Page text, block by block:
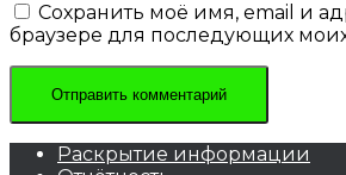
Сохранить моё имя, email и
браузере для последующих
Раскрытие информации